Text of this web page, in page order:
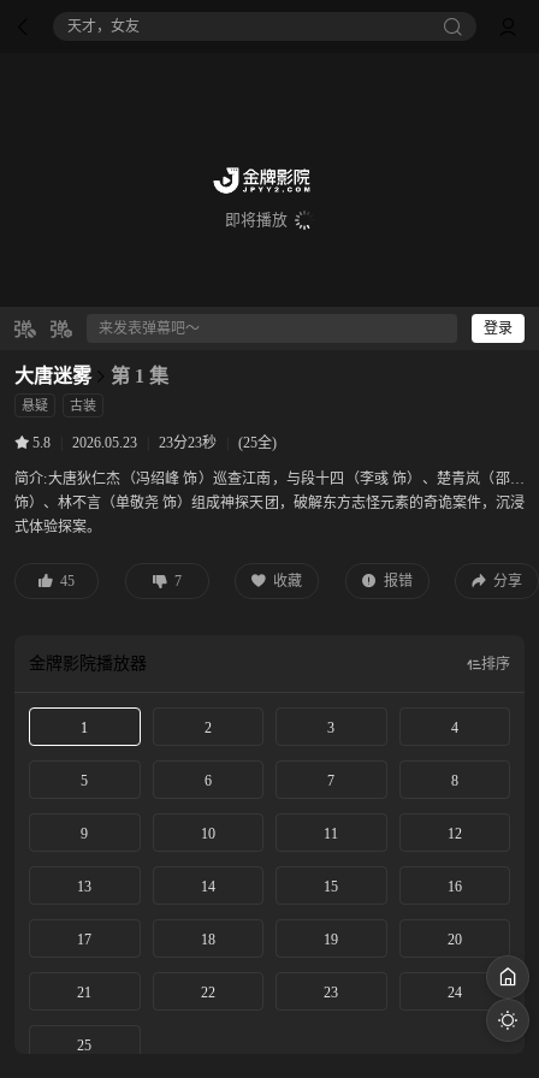
天才，女友
即将播放
登录
大唐迷雾 第 1 集
悬疑 古装
5.8 2026.05.23 23分23秒 (25全)
简介:大唐狄仁杰（冯绍峰 饰）巡查江南，与段十四（李彧 饰）、楚青岚（邵芸
饰）、林不言（单敬尧 饰）组成神探天团，破解东方志怪元素的奇诡案件，沉浸
式体验探案。
45 7 收藏 报错 分享
金牌影院播放器 排序
1 2 3 4
5 6 7 8
9 10 11 12
13 14 15 16
17 18 19 20
21 22 23 24
25